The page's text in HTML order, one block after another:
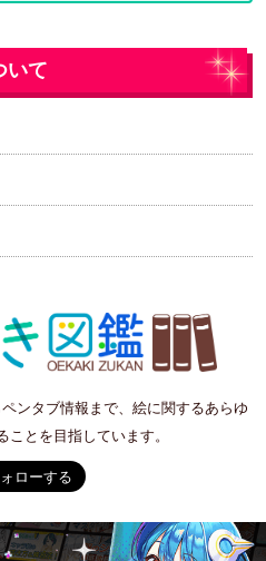
いて
ンタブ情報まで、絵に関するあらゆ
ことを目指しています。